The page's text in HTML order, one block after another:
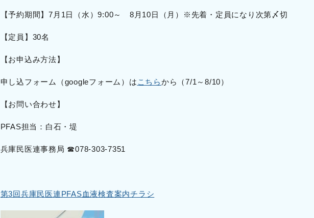
【予約期間】7月1日（水）9:00～ 8月10日（月）※先着・定員になり次第〆切
【定員】30名
【お申込み方法】
申し込フォーム（googleフォーム）は こちらから（7/1～8/10）
【お問い合わせ】
PFAS担当：白石・堤
兵庫民医連事務局 ☎078-303-7351
第3回兵庫民医連PFAS血液検査案内チラシ